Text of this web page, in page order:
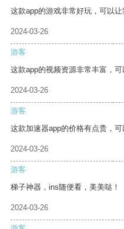
这款app的游戏非常好玩，可以让
2024-03-26
游客
这款app的视频资源非常丰富，可
2024-03-26
游客
这款加速器app的价格有点贵，
2024-03-26
游客
梯子神器，ins随便看，美美哒！
2024-03-26